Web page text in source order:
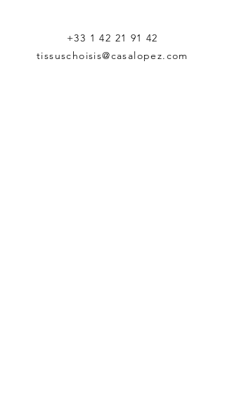
+33 1 42 21 91 42
tissuschoisis@casalopez.com